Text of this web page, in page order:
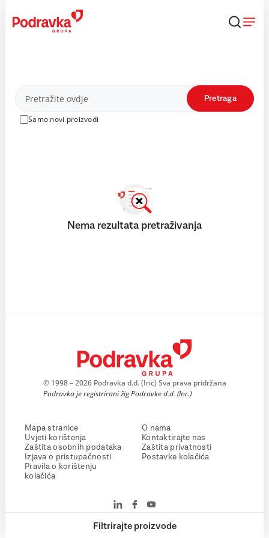
content
Proizvodi
Samo novi proizvodi
Pretraga
Filtrirajte proizvode
Nema rezultata pretraživanja
© 1998 – 2026 Podravka d.d. (Inc) Sva prava pridržana
Podravka je registrirani žig Podravke d.d. (Inc.)
Mapa stranice
Uvjeti korištenja
Zaštita osobnih podataka
Izjava o pristupačnosti
Pravila o korištenju
kolačića
O nama
Kontaktirajte nas
Zaštita privatnosti
Postavke kolačića